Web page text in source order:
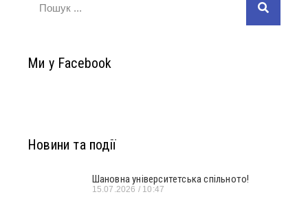
Ми у Facebook
Новини та події
Шановна університетська спільното!
15.07.2026 10:47